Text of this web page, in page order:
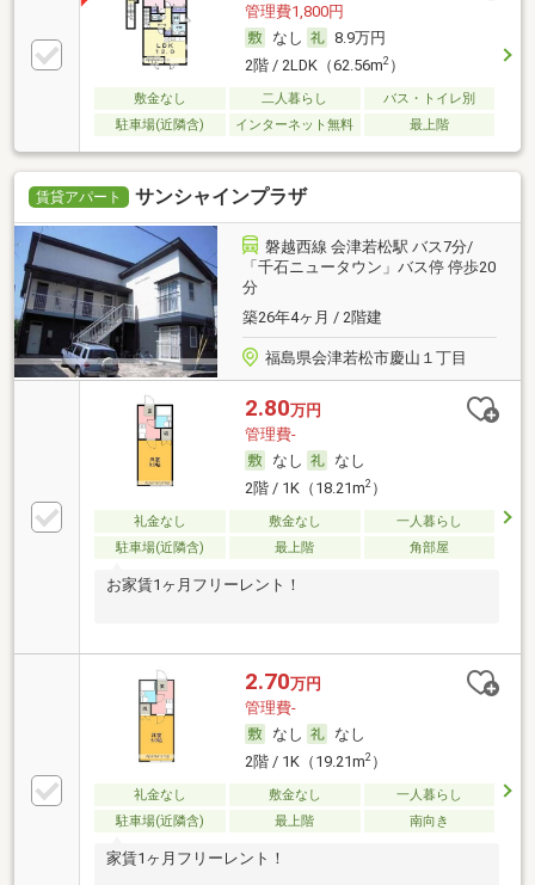
管理費1,800円
なし
8.9万円
2階 / 2LDK（62.56m2）
敷金なし 二人暮らし
バス・トイレ別
駐車場(近隣含)
インターネット無料 最上階
賃貸アパート サンシャインプラザ
磐越西線 会津若松駅 バス7分/
「千石ニュータウン」バス停 停歩20
分
築26年4ヶ月 / 2階建
福島県会津若松市慶山１丁目
2.80万円
管理費-
なし
なし
2階 / 1K（18.21m2）
礼金なし 敷金なし
一人暮らし
駐車場(近隣含)
最上階 角部屋
お家賃1ヶ月フリーレント！
2.70万円
管理費-
なし
なし
2階 / 1K（19.21m2）
礼金なし 敷金なし
一人暮らし
駐車場(近隣含)
最上階 南向き
家賃1ヶ月フリーレント！